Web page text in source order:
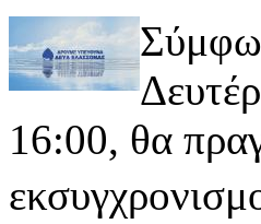
16:00, θα